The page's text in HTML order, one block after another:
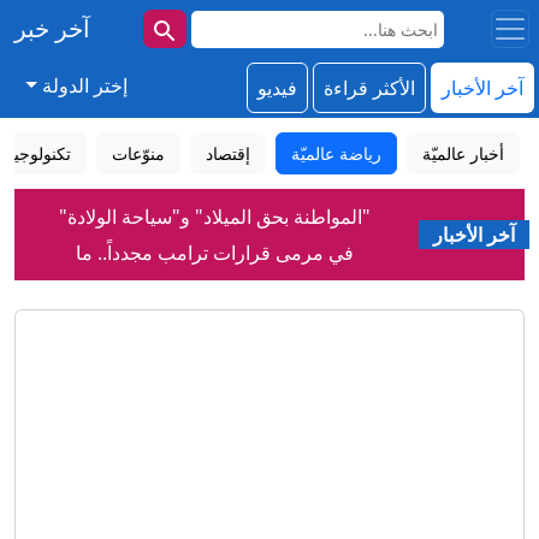
آخر خبر
آخر الأخبار الأكثر قراءة فيديو إختر الدولة
أخبار عالميّة رياضة عالميّة إقتصاد منوّعات تكنولوجيا
آخر الأخبار
"المواطنة بحق الميلاد" و"سياحة الولادة"
في مرمى قرارات ترامب مجدداً.. ما
القصة؟
لقاحات لا تحتاج إلى التبريد... ابتكار قد يحد